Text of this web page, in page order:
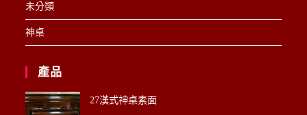
未分類
神桌
產品
27漢式神桌素面